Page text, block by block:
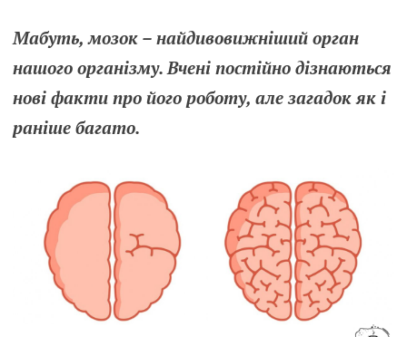
Мабуть, мозок – найдивовижніший орган
нашого організму. Вчені постійно дізнаються
нові факти про його роботу, але загадок як і
раніше багато.